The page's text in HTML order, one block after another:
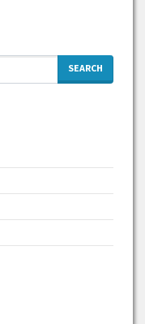
SEARCH